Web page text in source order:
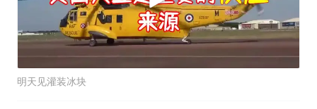
明天见灌装冰块